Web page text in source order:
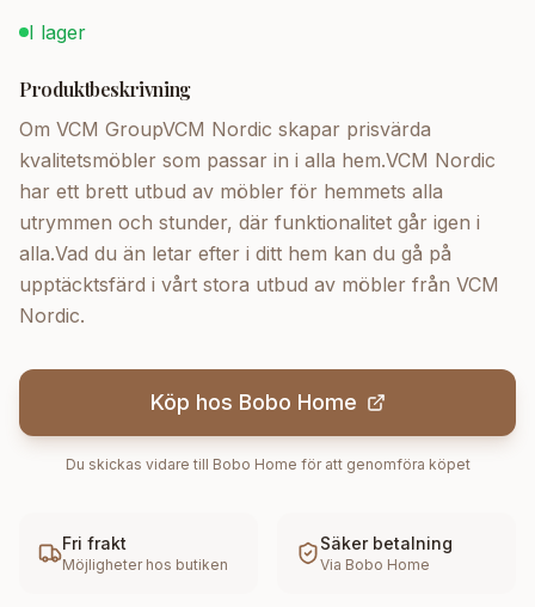
I lager
Produktbeskrivning
Om VCM GroupVCM Nordic skapar prisvärda
kvalitetsmöbler som passar in i alla hem.VCM Nordic
har ett brett utbud av möbler för hemmets alla
utrymmen och stunder, där funktionalitet går igen i
alla.Vad du än letar efter i ditt hem kan du gå på
upptäcktsfärd i vårt stora utbud av möbler från VCM
Nordic.
Köp hos Bobo Home
Du skickas vidare till Bobo Home för att genomföra köpet
Fri frakt
Möjligheter hos butiken
Säker betalning
Via Bobo Home